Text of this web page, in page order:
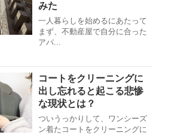
みた
一人暮らしを始めるにあたって
まず、不動産屋で自分に合った
アパ...
コートをクリーニングに
出し忘れると起こる悲惨
な現状とは？
ついうっかりして、ワンシーズ
ン着たコートをクリーニングに